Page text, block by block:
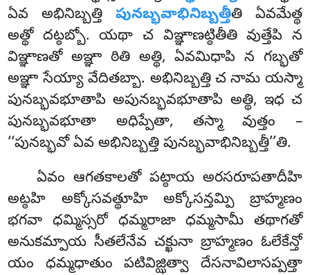
ఏవ అభినిబ్బత్తి పునబ్భవాభినిబ్బత్తీతి ఏవమేత్థ
అత్థో దట్ఠబ్బో. యథా చ విఞ్ఞాణట్ఠితీతి వుత్తేపి న
విఞ్ఞాణతో అఞ్ఞా ఠితి అత్థి, ఏవమిధాపి న గబ్భతో
అఞ్ఞా సేయ్యా వేదితబ్బా. అభినిబ్బత్తి చ నామ యస్మా
పునబ్భవభూతాపి అపునబ్భవభూతాపి అత్థి, ఇధ చ
పునబ్భవభూతా అధిప్పేతా, తస్మా వుత్తం –
‘‘పునబ్భవో ఏవ అభినిబ్బత్తి పునబ్భవాభినిబ్బత్తీ’’తి.
ఏవం ఆగతకాలతో పట్ఠాయ అరసరూపతాదీహి
అట్ఠహి అక్కోసవత్థూహి అక్కోసన్తమ్పి బ్రాహ్మణం
భగవా ధమ్మిస్సరో ధమ్మరాజా ధమ్మసామీ తథాగతో
అనుకమ్పాయ సీతలేనేవ చక్ఖునా బ్రాహ్మణం ఓలేకేన్తో
యం ధమ్మధాతుం పటివిజ్ఝిత్వా దేసనావిలాసప్పత్తా